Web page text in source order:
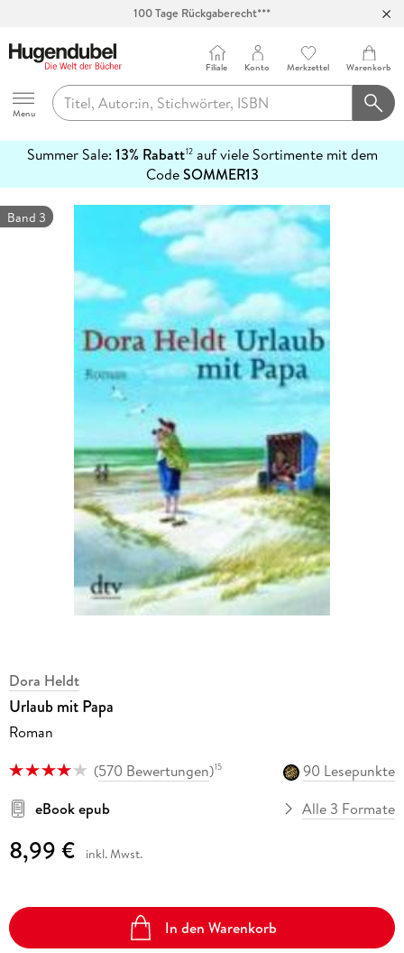
Abholung in über 100 Filialen
Hugendubel
Menu
Filiale Konto Merkzettel Warenkorb
Summer Sale: 13% Rabatt12auf viele Sortimente mit dem
CodeSOMMER13
erfahren
Band 3
Dora Heldt
Urlaub mit Papa
Roman
(570 Bewertungen)15
90 Lesepunkte
eBook epub
Alle 3 Formate
8,99 € inkl. Mwst.
In den Warenkorb